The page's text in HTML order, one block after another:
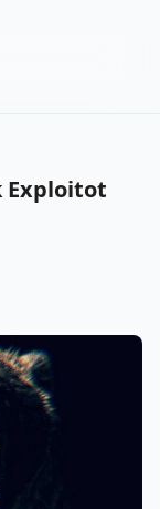
Exploitot